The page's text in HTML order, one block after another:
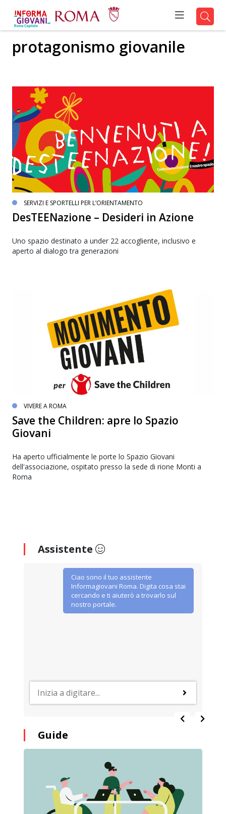
protagonismo giovanile
SERVIZI E SPORTELLI PER L’ORIENTAMENTO
DesTEENazione – Desideri in Azione
Uno spazio destinato a under 22 accogliente, inclusivo e
aperto al dialogo tra generazioni
VIVERE A ROMA
Save the Children: apre lo Spazio
Giovani
Ha aperto ufficialmente le porte lo Spazio Giovani
dell'associazione, ospitato presso la sede di rione Monti a
Roma
Assistente
Ciao sono il tuo assistente
Informagiovani Roma. Digita cosa stai
cercando e ti aiuterò a trovarlo sul
nostro portale.
Guide